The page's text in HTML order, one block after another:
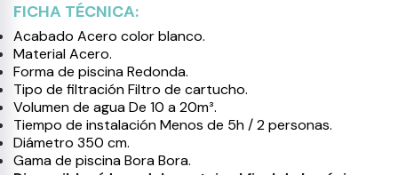
FICHA TÉCNICA:
Acabado Acero color blanco.
Material Acero.
Forma de piscina Redonda.
Tipo de filtración Filtro de cartucho.
Volumen de agua De 10 a 20m³.
Tiempo de instalación Menos de 5h / 2 personas.
Diámetro 350 cm.
Gama de piscina Bora Bora.